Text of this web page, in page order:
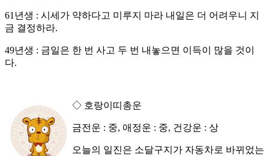
61년생 : 시세가 약하다고 미루지 마라 내일은 더 어려우니 지
금 결정하라.
49년생 : 금일은 한 번 사고 두 번 내놓으면 이득이 많을 것이
다.
◇ 호랑이띠총운
금전운 : 중, 애정운 : 중, 건강운 : 상
오늘의 일진은 소달구지가 자동차로 바뀌었는